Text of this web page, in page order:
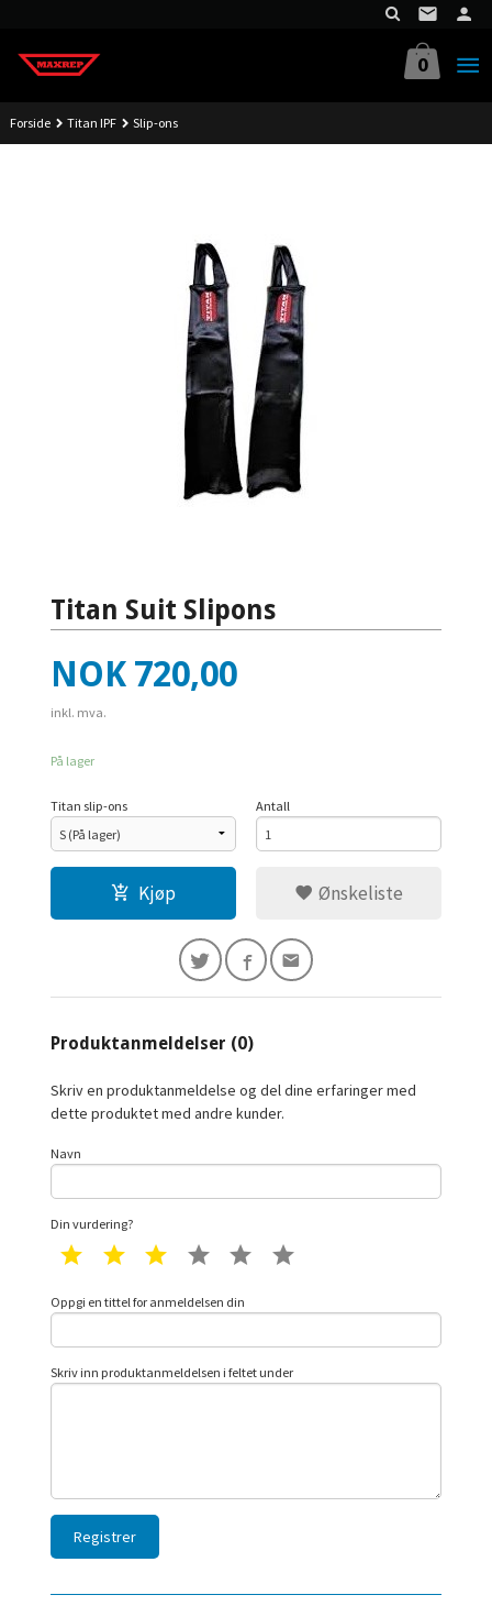
innholdet
0
Forside Titan IPF Slip-ons
Titan Suit Slipons
Pris
NOK 720,00
inkl. mva.
På lager
Titan slip-ons Antall
Kjøp Ønskeliste
Produktanmeldelser (0)
Skriv en produktanmeldelse og del dine erfaringer med
dette produktet med andre kunder.
Navn
Din vurdering?
1 star 2 star 3 star 4 star 5 star
Oppgi en tittel for anmeldelsen din
Skriv inn produktanmeldelsen i feltet under